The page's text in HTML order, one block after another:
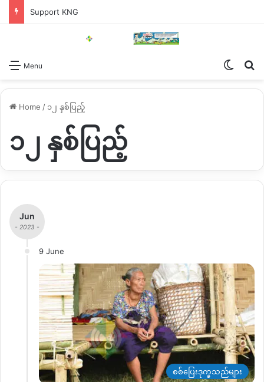
Support KNG
Menu
Home / ၁၂ နှစ်ပြည့်
၁၂ နှစ်ပြည့်
Jun
- 2023 -
9 June
စစ်ပြေးဒုက္ခသည်များ